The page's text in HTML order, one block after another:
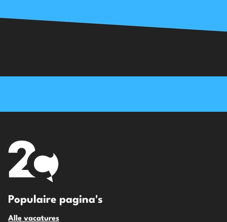
Populaire pagina's
Alle vacatures